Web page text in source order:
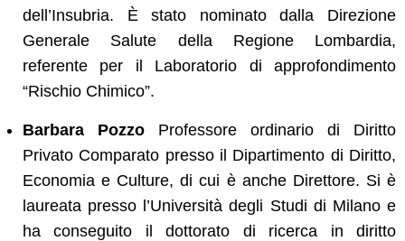
dell’Insubria. È stato nominato dalla Direzione
Generale Salute della Regione Lombardia,
referente per il Laboratorio di approfondimento
“Rischio Chimico”.
Barbara Pozzo Professore ordinario di Diritto
Privato Comparato presso il Dipartimento di Diritto,
Economia e Culture, di cui è anche Direttore. Si è
laureata presso l’Università degli Studi di Milano e
ha conseguito il dottorato di ricerca in diritto